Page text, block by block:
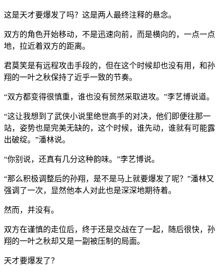
这是天才要爆发了吗？这是两人最终注释的悬念。
双方的角色开始移动，不是迅速向前，而是横向的，一点一点
地，拉近着双方的距离。
君莫笑是有远程攻击手段的，但在这个时候却也没有用，和孙
翔的一叶之秋保持了近乎一致的节奏。
“双方都变得很慎重，谁也没有贸然采取进攻。”李艺博说道。
“这让我想到了武侠小说里绝世高手的对决，他们即便往那一
站，姿势也是完美无缺的，这个时候，谁先动，谁就有可能露
出破绽。”潘林说。
“你别说，还真有几分这种韵味。”李艺博说。
“那么积极调整后的孙翔，是不是马上就要爆发了呢？”潘林又
强调了一次，显然他本人对此也是深深地期待着。
然而，并没有。
双方在谨慎的走位后，终于还是交战在了一起，随后很快，孙
翔的一叶之秋却又是一副被压制的局面。
天才要爆发了？